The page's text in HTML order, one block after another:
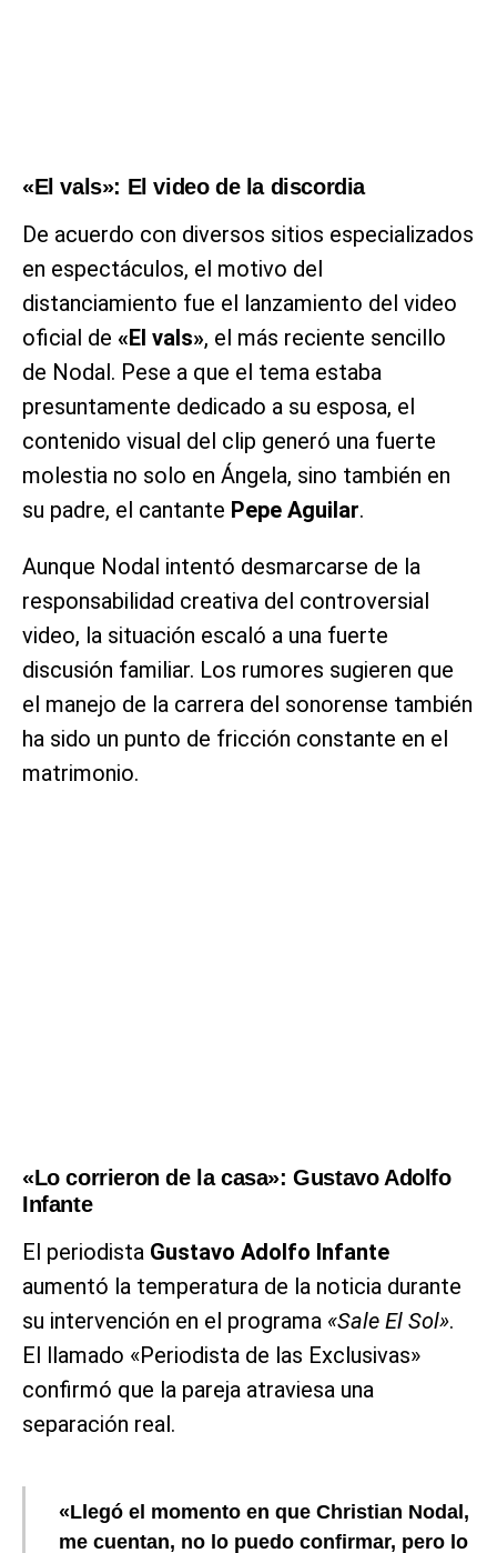
«El vals»: El video de la discordia
De acuerdo con diversos sitios especializados
en espectáculos, el motivo del
distanciamiento fue el lanzamiento del video
oficial de «El vals», el más reciente sencillo
de Nodal. Pese a que el tema estaba
presuntamente dedicado a su esposa, el
contenido visual del clip generó una fuerte
molestia no solo en Ángela, sino también en
su padre, el cantante Pepe Aguilar.
Aunque Nodal intentó desmarcarse de la
responsabilidad creativa del controversial
video, la situación escaló a una fuerte
discusión familiar. Los rumores sugieren que
el manejo de la carrera del sonorense también
ha sido un punto de fricción constante en el
matrimonio.
«Lo corrieron de la casa»: Gustavo Adolfo
Infante
El periodista Gustavo Adolfo Infante
aumentó la temperatura de la noticia durante
su intervención en el programa «Sale El Sol».
El llamado «Periodista de las Exclusivas»
confirmó que la pareja atraviesa una
separación real.
«Llegó el momento en que Christian Nodal,
me cuentan, no lo puedo confirmar, pero lo